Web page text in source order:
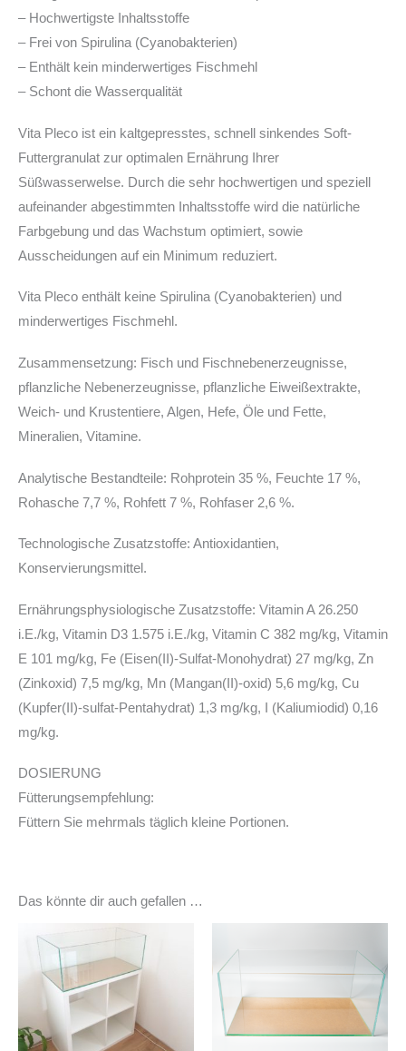
– Hochwertigste Inhaltsstoffe
– Frei von Spirulina (Cyanobakterien)
– Enthält kein minderwertiges Fischmehl
– Schont die Wasserqualität
Vita Pleco ist ein kaltgepresstes, schnell sinkendes Soft-
Futtergranulat zur optimalen Ernährung Ihrer
Süßwasserwelse. Durch die sehr hochwertigen und speziell
aufeinander abgestimmten Inhaltsstoffe wird die natürliche
Farbgebung und das Wachstum optimiert, sowie
Ausscheidungen auf ein Minimum reduziert.
Vita Pleco enthält keine Spirulina (Cyanobakterien) und
minderwertiges Fischmehl.
Zusammensetzung: Fisch und Fischnebenerzeugnisse,
pflanzliche Nebenerzeugnisse, pflanzliche Eiweißextrakte,
Weich- und Krustentiere, Algen, Hefe, Öle und Fette,
Mineralien, Vitamine.
Analytische Bestandteile: Rohprotein 35 %, Feuchte 17 %,
Rohasche 7,7 %, Rohfett 7 %, Rohfaser 2,6 %.
Technologische Zusatzstoffe: Antioxidantien,
Konservierungsmittel.
Ernährungsphysiologische Zusatzstoffe: Vitamin A 26.250
i.E./kg, Vitamin D3 1.575 i.E./kg, Vitamin C 382 mg/kg, Vitamin
E 101 mg/kg, Fe (Eisen(II)-Sulfat-Monohydrat) 27 mg/kg, Zn
(Zinkoxid) 7,5 mg/kg, Mn (Mangan(II)-oxid) 5,6 mg/kg, Cu
(Kupfer(II)-sulfat-Pentahydrat) 1,3 mg/kg, I (Kaliumiodid) 0,16
mg/kg.
DOSIERUNG
Fütterungsempfehlung:
Füttern Sie mehrmals täglich kleine Portionen.
Das könnte dir auch gefallen …